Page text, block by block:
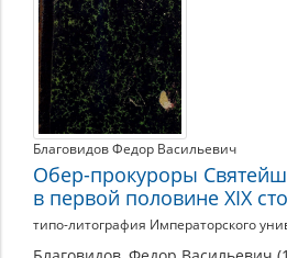
Благовидов Федор Васильевич
Обер-прокуроры
в первой половине XIX
типо-литография Императорского